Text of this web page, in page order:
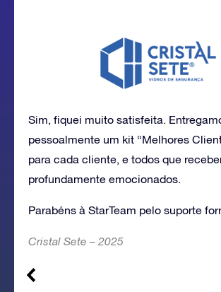
Sim, fiquei muito satisfeita.
pessoalmente um kit “Melhores
para cada cliente, e todos que
profundamente emocionados.
Parabéns à StarTeam pelo suporte
Cristal Sete – 2025